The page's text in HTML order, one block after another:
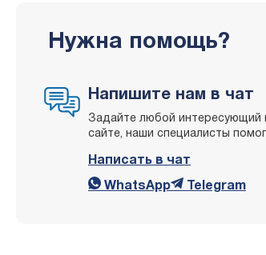
Нужна помощь?
Напишите нам в чат
Задайте любой интересующий
сайте, наши специалисты
Написать в чат
WhatsApp Telegram